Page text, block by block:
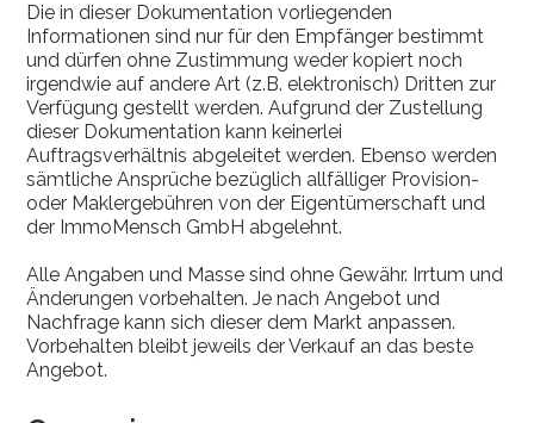
Die in dieser Dokumentation vorliegenden
Informationen sind nur für den Empfänger bestimmt
und dürfen ohne Zustimmung weder kopiert noch
irgendwie auf andere Art (z.B. elektronisch) Dritten zur
Verfügung gestellt werden. Aufgrund der Zustellung
dieser Dokumentation kann keinerlei
Auftragsverhältnis abgeleitet werden. Ebenso werden
sämtliche Ansprüche bezüglich allfälliger Provision-
oder Maklergebühren von der Eigentümerschaft und
der ImmoMensch GmbH abgelehnt.
Alle Angaben und Masse sind ohne Gewähr. Irrtum und
Änderungen vorbehalten. Je nach Angebot und
Nachfrage kann sich dieser dem Markt anpassen.
Vorbehalten bleibt jeweils der Verkauf an das beste
Angebot.